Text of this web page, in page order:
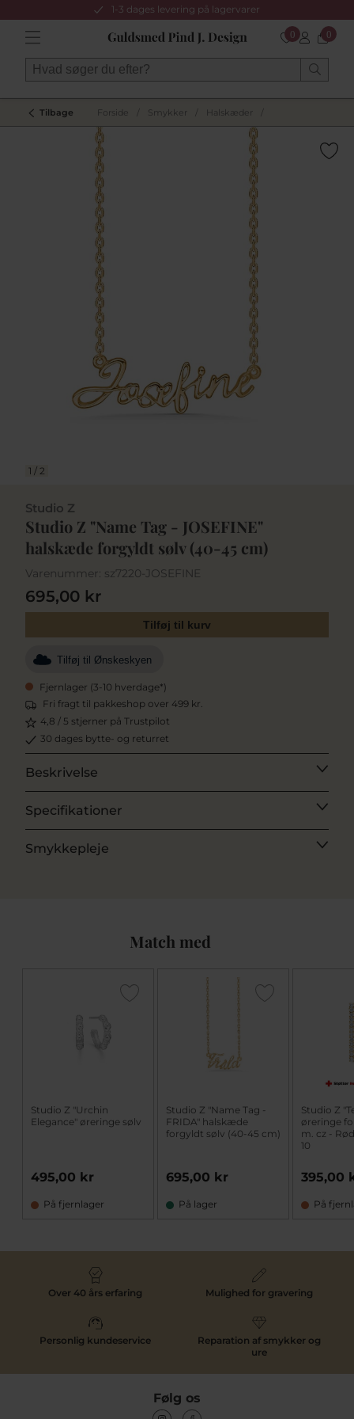
1-3 dages levering på lagervarer
0 0
Tilbage Forside Smykker Halskæder
1 / 2
Studio Z
Studio Z "Name Tag - JOSEFINE"
halskæde forgyldt sølv (40-45 cm)
Varenummer: sz7220-JOSEFINE
695,00 kr
Tilføj til kurv
Tilføj til Ønskeskyen
Fjernlager (3-10 hverdage*)
Fri fragt til pakkeshop over 499 kr.
4,8 / 5 stjerner på Trustpilot
30 dages bytte- og returret
Beskrivelse
Specifikationer
Smykkepleje
Match med
Studio Z "Urchin
Elegance" øreringe sølv
495,00 kr
På fjernlager
Studio Z "Name Tag -
FRIDA" halskæde
forgyldt sølv (40-45 cm)
695,00 kr
På lager
Studio Z
øreringe
m. cz -
10
395,00
På
Over 40 års erfaring Mulighed for gravering
Personlig kundeservice
Reparation af smykker og
ure
Følg os